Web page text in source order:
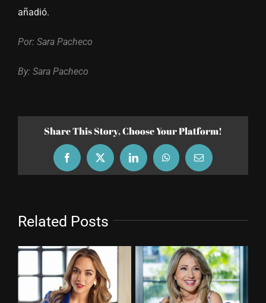
añadió.
Por: Sara Pacheco
By: Sara Pacheco
Share This Story, Choose Your Platform!
FacebookX LinkedInWhatsAppEmail
Related Posts